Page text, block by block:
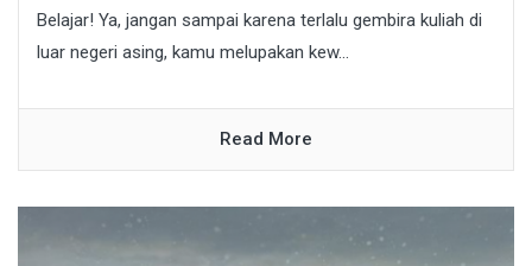
Belajar! Ya, jangan sampai karena terlalu gembira kuliah di
luar negeri asing, kamu melupakan kew...
Read More